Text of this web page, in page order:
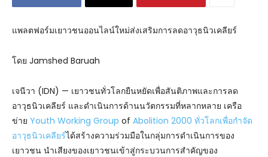
แพลตฟอร์มเยาวชนออนไลน์ใหม่ส่งเสริมการลดอาวุธนิวเคลียร์
โดย Jamshed Baruah
เจนีวา (IDN) — เยาวชนทั่วโลกยืนหยัดเพื่อสันติภาพและการลด
อาวุธนิวเคลียร์ และดำเนินการด้านนวัตกรรมที่หลากหลาย เครือ
ข่าย Youth Working Group of Abolition 2000 ทั่วโลกเพื่อกำจัด
อาวุธนิวเคลียร์ได้สร้างความร่วมมือในกลุ่มการดำเนินการของ
เยาวชน นำเสียงของเยาวชนเข้าสู่กระบวนการสำคัญของ